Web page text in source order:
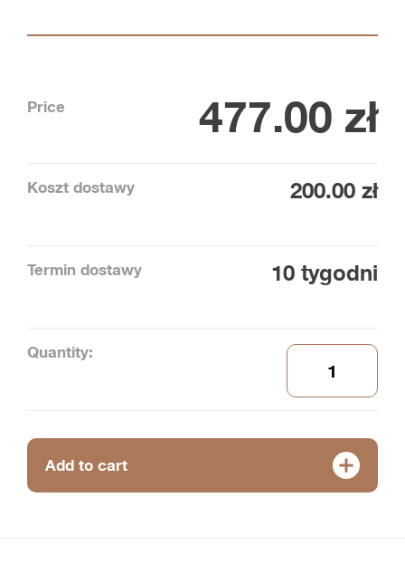
Price 477.00 zł
Koszt dostawy 200.00 zł
Termin dostawy 10 tygodni
Quantity:
Add to cart